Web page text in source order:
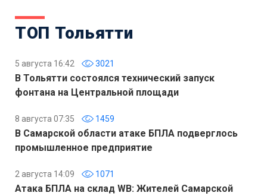
ТОП Тольятти
5 августа 16:42 3021
В Тольятти состоялся технический запуск
фонтана на Центральной площади
8 августа 07:35 1459
В Самарской области атаке БПЛА подверглось
промышленное предприятие
2 августа 14:09 1071
Атака БПЛА на склад WB: Жителей Самарской